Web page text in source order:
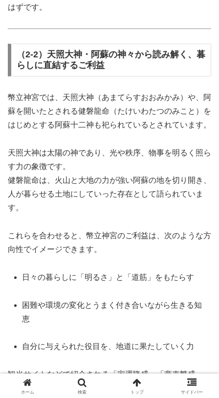
はずです。
（2-2）天照大神・阿蘇の神々から読み解く、暮
らしに直結するご利益
幣立神宮では、天照大神（あまてらすおおみかみ）や、阿
蘇を開いたとされる健磐龍命（たけいわたつのみこと）を
はじめとする阿蘇十二神も祀られているとされています。
天照大神は太陽の神であり、光や秩序、物事を明るく照ら
す力の象徴です。
健磐龍命は、火山と大地の力が強い阿蘇の地を切り開き、
人が暮らせる土地にしていった存在として語られていま
す。
これらを合わせると、幣立神宮のご利益は、次のような方
向性でイメージできます。
日々の暮らしに「明るさ」と「道筋」をもたらす
困難や環境の変化とうまく付き合いながら生きる知
恵
自分に与えられた役目を、地道に果たしていく力
観光サイトなどで紹介される「家運隆盛」「商売繁盛」
「仕事運」「縁結び」といったご利益は、この土台の上に
ホーム 検索 トップ サイドバー